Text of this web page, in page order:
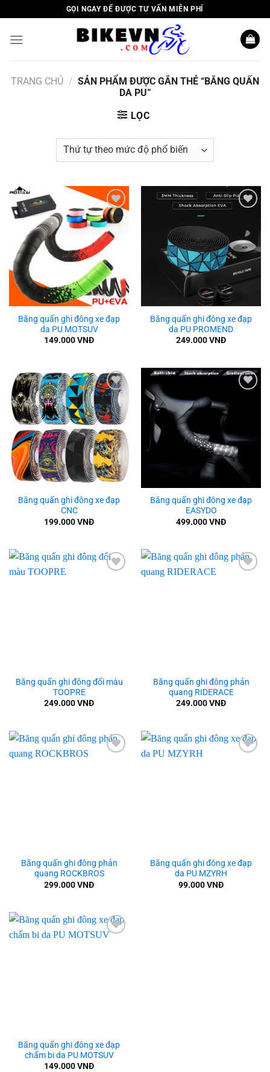
to
content
GỌI NGAY ĐỂ ĐƯỢC TƯ VẤN MIỄN PHÍ
TRANG CHỦ / SẢN PHẨM ĐƯỢC GẮN THẺ “BĂNG QUẤN
DA PU”
LỌC
Add to
wishlist
Băng quấn ghi đông xe đạp
da PU MOTSUV
149.000VNĐ
Băng quấn ghi đông xe đạp
da PU PROMEND
249.000VNĐ
Add to
wishlist
Băng quấn ghi đông xe đạp
CNC
199.000VNĐ
Băng quấn ghi đông xe đạp
EASYDO
499.000VNĐ
Băng quấn ghi đông đổi màu
TOOPRE
249.000VNĐ
Băng quấn ghi đông phản
quang RIDERACE
249.000VNĐ
Băng quấn ghi đông phản
quang ROCKBROS
299.000VNĐ
Băng quấn ghi đông xe đạp
da PU MZYRH
99.000VNĐ
Băng quấn ghi đông xe đạp
chấm bi da PU MOTSUV
149.000VNĐ